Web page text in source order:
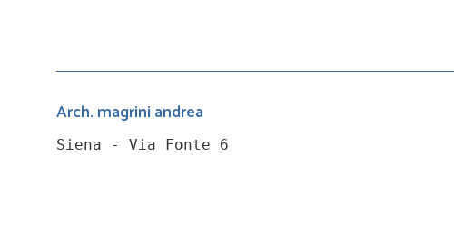
Arch. magrini andrea
Siena - Via Fonte 6